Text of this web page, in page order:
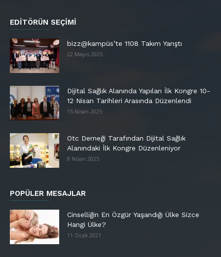
EDITÖRÜN SEÇIMI
bizz@kampüs’te 1108 Takım Yarıştı
22 Mayıs 2025
Dijital Sağlık Alanında Yapılan İlk Kongre 10-
12 Nisan Tarihleri Arasında Düzenlendi
15 Nisan 2025
Otc Derneği Tarafından Dijital Sağlık
Alanındaki İlk Kongre Düzenleniyor
8 Nisan 2025
POPÜLER MESAJLAR
Cinselliğin En Özgür Yaşandığı Ülke Sizce
Hangi Ülke?
11 Ocak 2021